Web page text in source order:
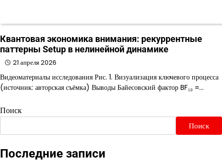
Квантовая экономика внимания: рекуррентные
паттерны Setup в нелинейной динамике
21 апреля 2026
Видеоматериалы исследования Рис. 1. Визуализация ключевого процесса
(источник: авторская съёмка) Выводы Байесовский фактор BF₁₀ =…
Поиск
Поиск
Последние записи